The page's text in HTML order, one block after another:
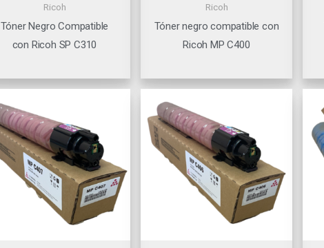
Ricoh
Tóner Negro Compatible
con Ricoh SP C310
Ricoh
Tóner negro compatible con
Ricoh MP C400